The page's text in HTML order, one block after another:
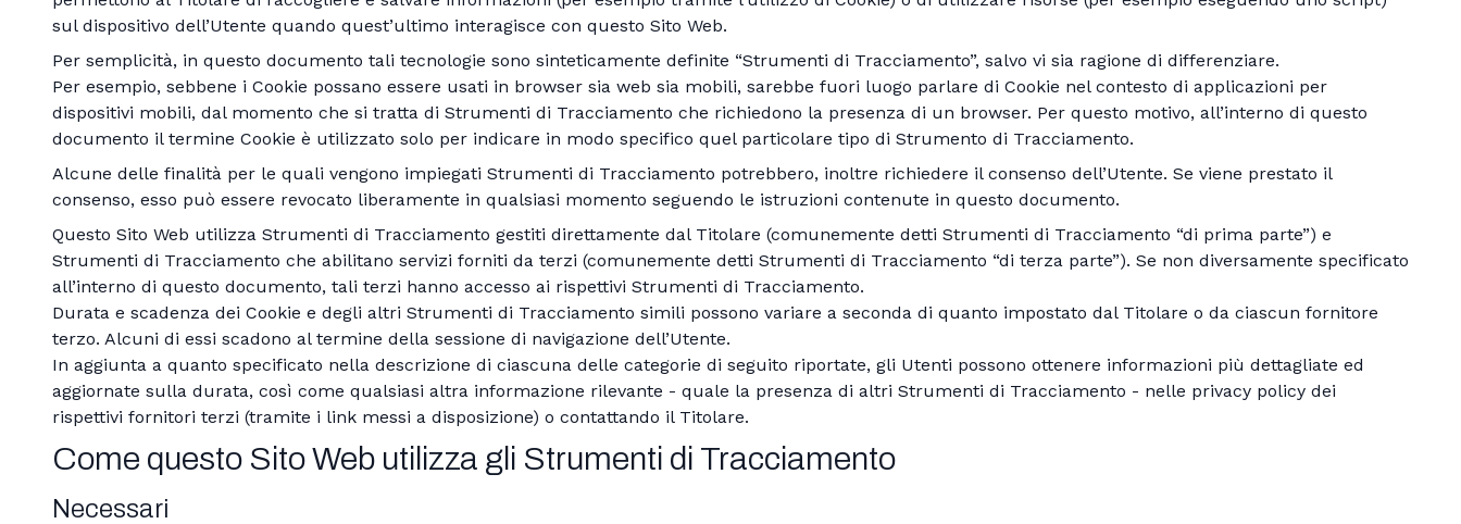
sul dispositivo dell’Utente quando quest’ultimo interagisce con questo Sito Web.
Per semplicità, in questo documento tali tecnologie sono sinteticamente definite “Strumenti di Tracciamento”, salvo vi sia ragione di differenziare.
Per esempio, sebbene i Cookie possano essere usati in browser sia web sia mobili, sarebbe fuori luogo parlare di Cookie nel contesto di applicazioni per
dispositivi mobili, dal momento che si tratta di Strumenti di Tracciamento che richiedono la presenza di un browser. Per questo motivo, all’interno di questo
documento il termine Cookie è utilizzato solo per indicare in modo specifico quel particolare tipo di Strumento di Tracciamento.
Alcune delle finalità per le quali vengono impiegati Strumenti di Tracciamento potrebbero, inoltre richiedere il consenso dell’Utente. Se viene prestato il
consenso, esso può essere revocato liberamente in qualsiasi momento seguendo le istruzioni contenute in questo documento.
Questo Sito Web utilizza Strumenti di Tracciamento gestiti direttamente dal Titolare (comunemente detti Strumenti di Tracciamento “di prima parte”) e
Strumenti di Tracciamento che abilitano servizi forniti da terzi (comunemente detti Strumenti di Tracciamento “di terza parte”). Se non diversamente specificato
all’interno di questo documento, tali terzi hanno accesso ai rispettivi Strumenti di Tracciamento.
Durata e scadenza dei Cookie e degli altri Strumenti di Tracciamento simili possono variare a seconda di quanto impostato dal Titolare o da ciascun fornitore
terzo. Alcuni di essi scadono al termine della sessione di navigazione dell’Utente.
In aggiunta a quanto specificato nella descrizione di ciascuna delle categorie di seguito riportate, gli Utenti possono ottenere informazioni più dettagliate ed
aggiornate sulla durata, così come qualsiasi altra informazione rilevante - quale la presenza di altri Strumenti di Tracciamento - nelle privacy policy dei
rispettivi fornitori terzi (tramite i link messi a disposizione) o contattando il Titolare.
Come questo Sito Web utilizza gli Strumenti di Tracciamento
Necessari